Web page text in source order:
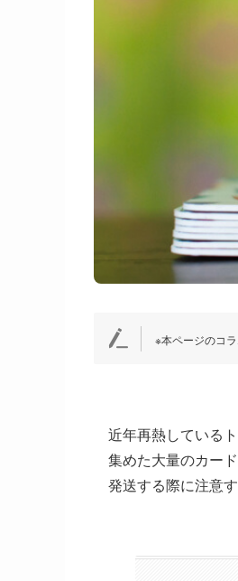
※本ページのコ
近年再熱している
集めた大量のカー
発送する際に注意